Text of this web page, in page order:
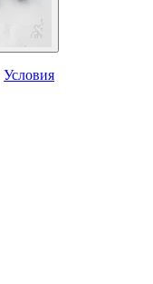
Условия